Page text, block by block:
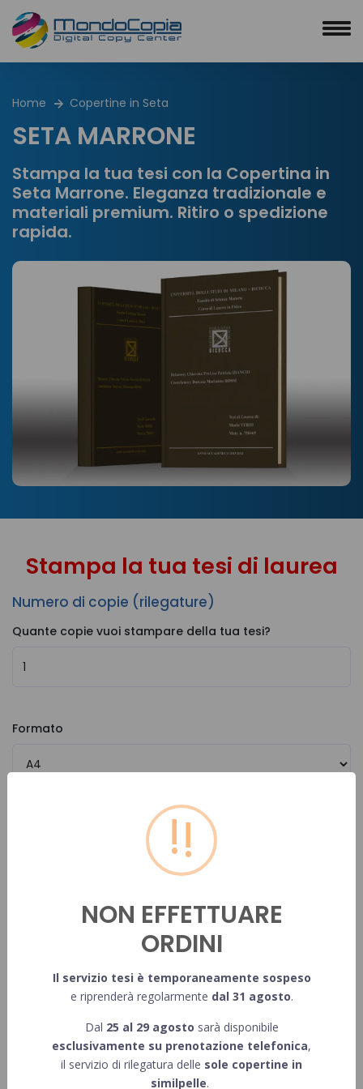
Home Copertine in Seta
SETA MARRONE
Stampa la tua tesi con la Copertina in
Seta Marrone. Eleganza tradizionale e
materiali premium. Ritiro o spedizione
rapida.
Stampa la tua tesi di laurea
Numero di copie (rilegature)
Quante copie vuoi stampare della tua tesi?
Formato
Inserisci il numero di pagine in bianco e nero della singola tesi
Numero pagine a colori
Inserisci il numero di pagine a colori della singola tesi
!
NON EFFETTUARE
ORDINI
Il servizio tesi è temporaneamente sospeso
e riprenderà regolarmente dal 31 agosto.
Dal 25 al 29 agosto sarà disponibile
esclusivamente su prenotazione telefonica,
il servizio di rilegatura delle sole copertine in
similpelle.